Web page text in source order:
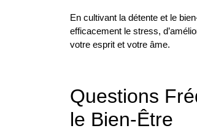
En cultivant la détente et le
efficacement le stress,
votre esprit et votre âme.
Questions
le Bien-Être